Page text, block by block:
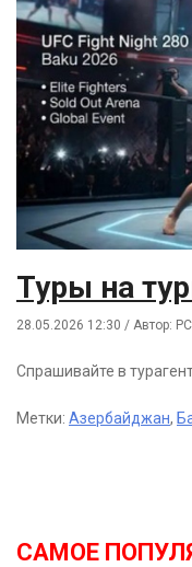
Туры на
28.05.2026 12:30 / Автор:
Спрашивайте в
Метки: Азербайджан,
САМОЕ